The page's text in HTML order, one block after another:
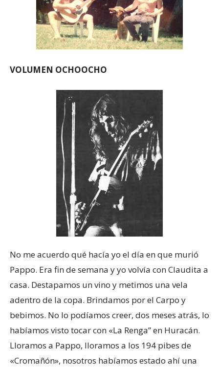
VOLUMEN OCHOOCHO
No me acuerdo qué hacía yo el día en que murió
Pappo. Era fin de semana y yo volvía con Claudita a
casa. Destapamos un vino y metimos una vela
adentro de la copa. Brindamos por el Carpo y
bebimos. No lo podíamos creer, dos meses atrás, lo
habíamos visto tocar con «La Renga” en Huracán.
Lloramos a Pappo, lloramos a los 194 pibes de
«Cromañón», nosotros habíamos estado ahí una